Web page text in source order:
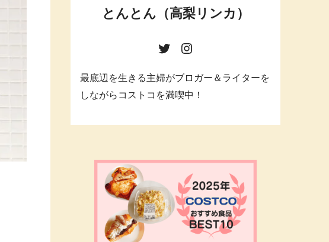
とんとん（高梨リンカ）
最底辺を生きる主婦がブロガー＆ライターを
しながらコストコを満喫中！